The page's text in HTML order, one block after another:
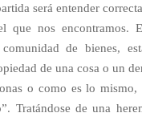
será entender
que nos encontramos.
comunidad de bienes,
de una cosa o un
o como es lo mismo,
Tratándose de una